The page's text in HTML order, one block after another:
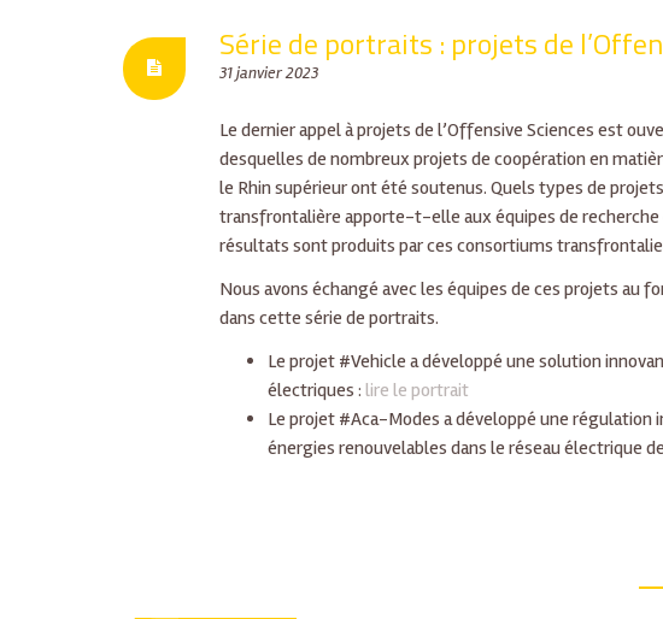
Série de portraits : projets de
31 janvier 2023
Le dernier appel à projets de l’Offensive Sciences est
desquelles de nombreux projets de coopération en
le Rhin supérieur ont été soutenus. Quels types de
transfrontalière apporte-t-elle aux équipes de
résultats sont produits par ces consortiums
Nous avons échangé avec les équipes de ces projets au
dans cette série de portraits.
Le projet #Vehicle a développé une solution
électriques : lire le portrait
Le projet #Aca-Modes a développé une
énergies renouvelables dans le réseau électrique